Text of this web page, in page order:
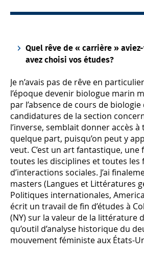
Quel rêve de « carrière »
avez choisi vos études?
Je n’avais pas de rêve en
l’époque devenir biologue marin
par l’absence de cours de biologie
candidatures de la section
l’inverse, semblait donner accès
quelque part, puisqu’on peut y
veut. C’est un art fantastique,
toutes les disciplines et toutes les
d’interactions sociales. J’ai
masters (Langues et Littératures
Politiques internationales,
écrit un travail de fin d’études à
(NY) sur la valeur de la littérature
qu’outil d’analyse historique du
mouvement féministe aux États-